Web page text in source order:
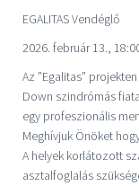
EGALITASVendéglő
2026. február 13.,
Az ”Egalitas”
Down szindrómás
egy profeszionális
Meghívjuk Önöket
A helyek korlátozott
asztalfoglalás